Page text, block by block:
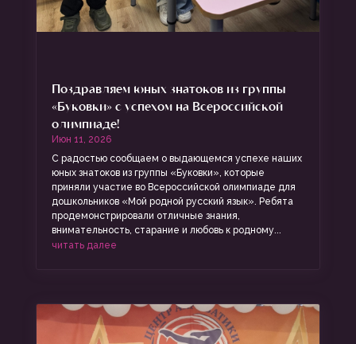
Поздравляем юных знатоков из группы
«Буковки» с успехом на Всероссийской
олимпиаде!
Июн 11, 2026
С радостью сообщаем о выдающемся успехе наших
юных знатоков из группы «Буковки», которые
приняли участие во Всероссийской олимпиаде для
дошкольников «Мой родной русский язык». Ребята
продемонстрировали отличные знания,
внимательность, старание и любовь к родному...
читать далее